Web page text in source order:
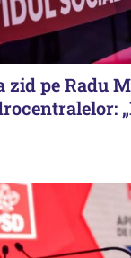
zid pe Radu